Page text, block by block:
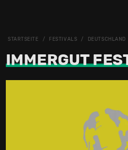
STARTSEITE FESTIVALS DEUTSCHLAND
IMMERGUT